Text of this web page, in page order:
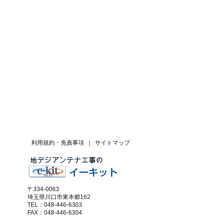
サイトマップ
利用規約・免責事項
〒334-0063
埼玉県川口市東本郷162
TEL：048-446-6303
FAX：048-446-6304